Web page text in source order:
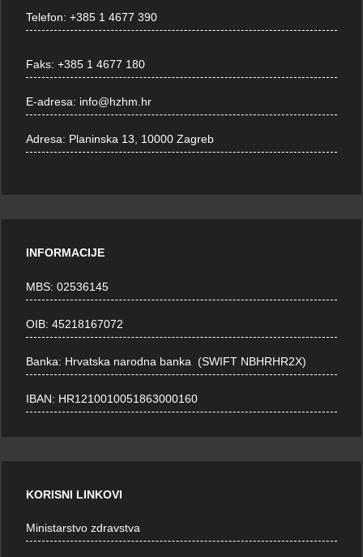
Telefon:+385 1 4677 390
Faks:+385 1 4677 180
E-adresa: info@hzhm.hr
Adresa: Planinska 13, 10000 Zagreb
INFORMACIJE
MBS: 02536145
OIB: 45218167072
Banka: Hrvatska narodna banka (SWIFT NBHRHR2X)
IBAN: HR1210010051863000160
KORISNI LINKOVI
Ministarstvo zdravstva